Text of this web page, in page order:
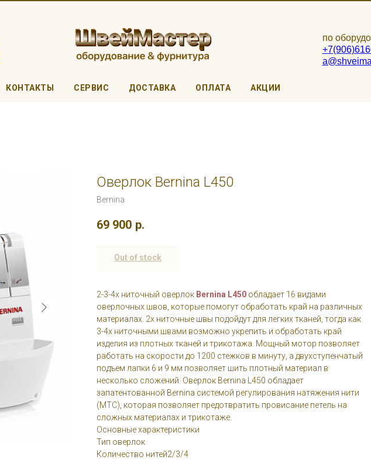
по
КОНТАКТЫ СЕРВИС ДОСТАВКА ОПЛАТА АКЦИИ
Оверлок Bernina L450
Bernina
69 900 р.
Out of stock
2-3-4х ниточный оверлок Bernina L450 обладает 16 видами
оверлочных швов, которые помогут обработать край на различных
материалах. 2х ниточные швы подойдут для легких тканей, тогда как
3-4х ниточными швами возможно укрепить и обработать край
изделия из плотных тканей и трикотажа. Мощный мотор позволяет
работать на скорости до 1200 стежков в минуту, а двухступенчатый
подъем лапки 6 и 9 мм позволяет шить плотный материал в
несколько сложений. Оверлок Bernina L450 обладает
запатентованной Bernina системой регулирования натяжения нити
(MTC), которая позволяет предотвратить провисание петель на
сложных материалах и трикотаже.
Основные характеристики
Тип оверлок
Количество нитей2/3/4